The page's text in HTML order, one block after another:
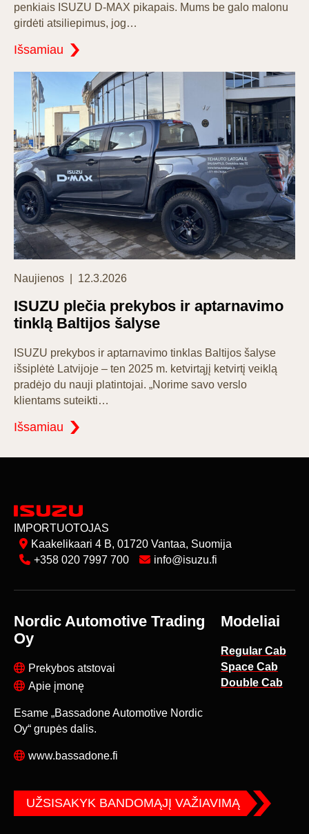
penkiais ISUZU D-MAX pikapais. Mums be galo malonu
girdėti atsiliepimus, jog…
Išsamiau
Categories
Naujienos
Posted
12.3.2026
ISUZU plečia prekybos ir aptarnavimo
tinklą Baltijos šalyse
ISUZU prekybos ir aptarnavimo tinklas Baltijos šalyse
išsiplėtė Latvijoje – ten 2025 m. ketvirtąjį ketvirtį veiklą
pradėjo du nauji platintojai. „Norime savo verslo
klientams suteikti…
Išsamiau
IMPORTUOTOJAS
Kaakelikaari 4 B, 01720 Vantaa, Suomija
+358 020 7997 700
info@isuzu.fi
Nordic Automotive Trading
Oy
Prekybos atstovai
Apie įmonę
Esame „Bassadone Automotive Nordic
Oy“ grupės dalis.
www.bassadone.fi
Modeliai
Regular Cab
Space Cab
Double Cab
UŽSISAKYK BANDOMĄJĮ VAŽIAVIMĄ